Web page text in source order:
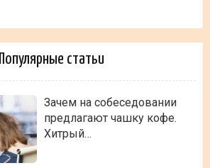
Популярные статьи
Зачем на собеседовании
предлагают чашку кофе.
Хитрый…